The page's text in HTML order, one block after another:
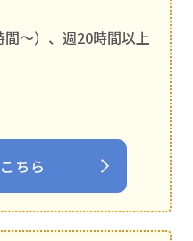
～）、週20時間以上
ちら